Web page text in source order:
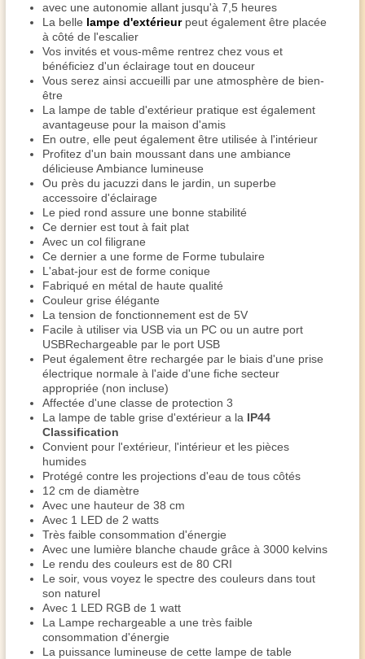
avec une autonomie allant jusqu'à 7,5 heures
La belle lampe d'extérieurpeut également être placée
à côté de l'escalier
Vos invités et vous-même rentrez chez vous et
bénéficiez d'un éclairage tout en douceur
Vous serez ainsi accueilli par une atmosphère de bien-
être
La lampe de table d'extérieur pratique est également
avantageuse pour la maison d'amis
En outre, elle peut également être utilisée à l'intérieur
Profitez d'un bain moussant dans une ambiance
délicieuse Ambiance lumineuse
Ou près du jacuzzi dans le jardin, un superbe
accessoire d'éclairage
Le pied rond assure une bonne stabilité
Ce dernier est tout à fait plat
Avec un col filigrane
Ce dernier a une forme de Forme tubulaire
L'abat-jour est de forme conique
Fabriqué en métal de haute qualité
Couleur grise élégante
La tension de fonctionnement est de 5V
Facile à utiliser via USB via un PC ou un autre port
USBRechargeable par le port USB
Peut également être rechargée par le biais d'une prise
électrique normale à l'aide d'une fiche secteur
appropriée (non incluse)
Affectée d'une classe de protection 3
La lampe de table grise d'extérieur a la IP44
Classification
Convient pour l'extérieur, l'intérieur et les pièces
humides
Protégé contre les projections d'eau de tous côtés
12 cm de diamètre
Avec une hauteur de 38 cm
Avec 1 LED de 2 watts
Très faible consommation d'énergie
Avec une lumière blanche chaude grâce à 3000 kelvins
Le rendu des couleurs est de 80 CRI
Le soir, vous voyez le spectre des couleurs dans tout
son naturel
Avec 1 LED RGB de 1 watt
La Lampe rechargeable a une très faible
consommation d'énergie
La puissance lumineuse de cette lampe de table